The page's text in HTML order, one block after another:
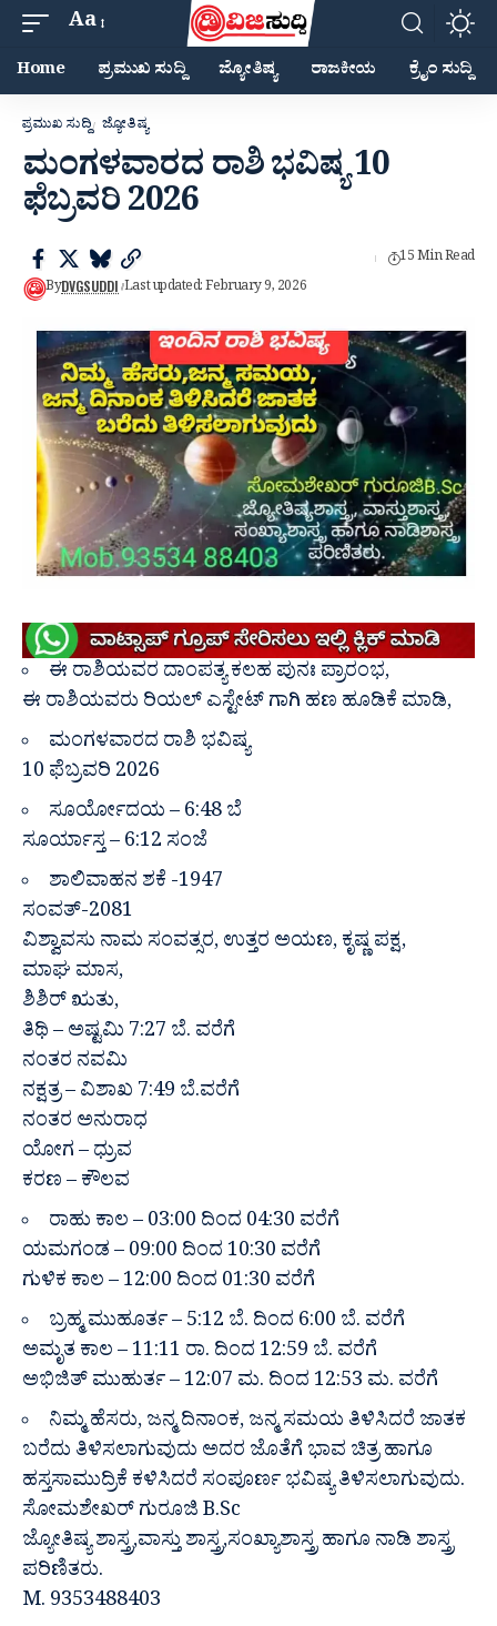
Aa
Home ಪ್ರಮುಖ ಸುದ್ದಿ ಜ್ಯೋತಿಷ್ಯ ರಾಜಕೀಯ ಕ್ರೈಂ ಸುದ್ದಿ
ಪ್ರಮುಖ ಸುದ್ದಿ ಜ್ಯೋತಿಷ್ಯ
ಮಂಗಳವಾರದ ರಾಶಿ ಭವಿಷ್ಯ 10
ಫೆಬ್ರವರಿ 2026
ByDVGSUDDI Last updated: February 9, 2026
15 Min Read
ಈ ರಾಶಿಯವರ ದಾಂಪತ್ಯ ಕಲಹ ಪುನಃ ಪ್ರಾರಂಭ,
ಈ ರಾಶಿಯವರು ರಿಯಲ್ ಎಸ್ಟೇಟ್ ಗಾಗಿ ಹಣ ಹೂಡಿಕೆ ಮಾಡಿ,
ಮಂಗಳವಾರದ ರಾಶಿ ಭವಿಷ್ಯ
10 ಫೆಬ್ರವರಿ 2026
ಸೂರ್ಯೋದಯ – 6:48 ಬೆ
ಸೂರ್ಯಾಸ್ತ – 6:12 ಸಂಜೆ
ಶಾಲಿವಾಹನ ಶಕೆ -1947
ಸಂವತ್-2081
ವಿಶ್ವಾವಸು ನಾಮ ಸಂವತ್ಸರ, ಉತ್ತರ ಅಯಣ, ಕೃಷ್ಣ ಪಕ್ಷ,
ಮಾಘ ಮಾಸ,
ಶಿಶಿರ್ ಋತು,
ತಿಥಿ – ಅಷ್ಟಮಿ 7:27 ಬೆ. ವರೆಗೆ
ನಂತರ ನವಮಿ
ನಕ್ಷತ್ರ – ವಿಶಾಖ 7:49 ಬೆ.ವರೆಗೆ
ನಂತರ ಅನುರಾಧ
ಯೋಗ – ಧ್ರುವ
ಕರಣ – ಕೌಲವ
ರಾಹು ಕಾಲ – 03:00 ದಿಂದ 04:30 ವರೆಗೆ
ಯಮಗಂಡ – 09:00 ದಿಂದ 10:30 ವರೆಗೆ
ಗುಳಿಕ ಕಾಲ – 12:00 ದಿಂದ 01:30 ವರೆಗೆ
ಬ್ರಹ್ಮ ಮುಹೂರ್ತ – 5:12 ಬೆ. ದಿಂದ 6:00 ಬೆ. ವರೆಗೆ
ಅಮೃತ ಕಾಲ – 11:11 ರಾ. ದಿಂದ 12:59 ಬೆ. ವರೆಗೆ
ಅಭಿಜಿತ್ ಮುಹುರ್ತ – 12:07 ಮ. ದಿಂದ 12:53 ಮ. ವರೆಗೆ
ನಿಮ್ಮ ಹೆಸರು, ಜನ್ಮ ದಿನಾಂಕ, ಜನ್ಮ ಸಮಯ ತಿಳಿಸಿದರೆ ಜಾತಕ
ಬರೆದು ತಿಳಿಸಲಾಗುವುದು ಅದರ ಜೊತೆಗೆ ಭಾವ ಚಿತ್ರ ಹಾಗೂ
ಹಸ್ತಸಾಮುದ್ರಿಕೆ ಕಳಿಸಿದರೆ ಸಂಪೂರ್ಣ ಭವಿಷ್ಯ ತಿಳಿಸಲಾಗುವುದು.
ಸೋಮಶೇಖರ್ ಗುರೂಜಿ B.Sc
ಜ್ಯೋತಿಷ್ಯ ಶಾಸ್ತ್ರ,ವಾಸ್ತು ಶಾಸ್ತ್ರ,ಸಂಖ್ಯಾಶಾಸ್ತ್ರ ಹಾಗೂ ನಾಡಿ ಶಾಸ್ತ್ರ
ಪರಿಣಿತರು.
M. 9353488403